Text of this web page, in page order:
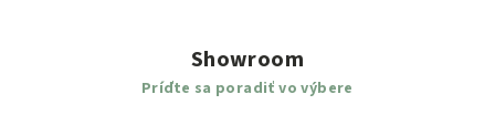
Showroom
Príďte sa poradiť vo výbere